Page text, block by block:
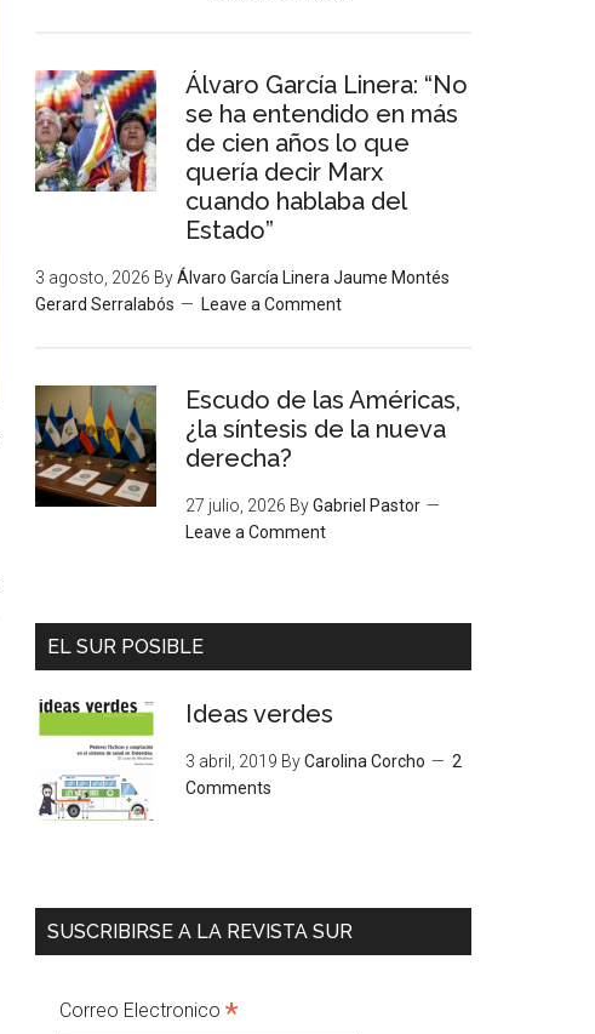
Álvaro García Linera: “No
se ha entendido en más
de cien años lo que
quería decir Marx
cuando hablaba del
Estado”
3 agosto, 2026 ByÁlvaro García Linera Jaume Montés
Gerard Serralabós
Leave a Comment
Escudo de las Américas,
¿la síntesis de la nueva
derecha?
27 julio, 2026 ByGabriel Pastor
Leave a Comment
EL SUR POSIBLE
Ideas verdes
3 abril, 2019 ByCarolina Corcho
2
Comments
SUSCRIBIRSE A LA REVISTA SUR
Correo Electronico *